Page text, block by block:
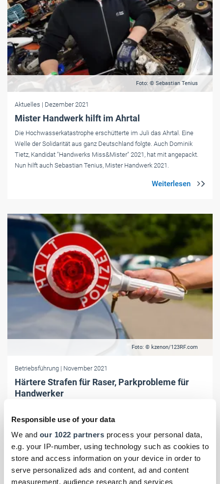
Responsible use of your data
We and our 1022 partners process your personal data,
e.g. your IP-number, using technology such as cookies to
store and access information on your device in order to
serve personalized ads and content, ad and content
measurement, audience research and services
Foto: © Sebastian Tenius
Aktuelles | Dezember 2021
Mister Handwerk hilft im Ahrtal
Die Hochwasserkatastrophe erschütterte im Juli das Ahrtal. Eine
Welle der Solidarität aus ganz Deutschland folgte. Auch Dominik
Tietz, Kandidat "Handwerks Miss&Mister" 2021, hat mit angepackt.
Nun hilft auch Sebastian Tenius, Mister Handwerk 2021.
Foto: © kzenon/123RF.com
Betriebsführung | November 2021
Härtere Strafen für Raser, Parkprobleme für
Handwerker
November. Er sieht empfindliche Strafen für Tempoverstöße vor,
vermisst Sonderregelungen für Parkmöglichkeiten.